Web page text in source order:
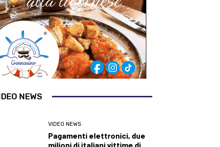
NEWS
VIDEO NEWS
Pagamenti elettronici, due
milioni di italiani vittime di